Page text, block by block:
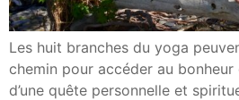
Les huit branches du yoga
chemin pour accéder au bonheur
d’une quête personnelle et